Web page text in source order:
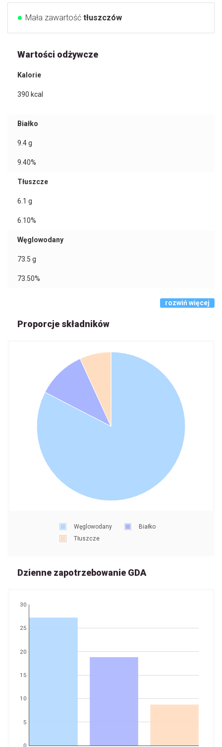
Mała zawartość tłuszczów
Wartości odżywcze
Kalorie
390 kcal
Białko
9.4g
9.40%
Tłuszcze
6.1 g
6.10%
Węglowodany
73.5 g
73.50%
rozwiń więcej
Proporcje składników
Węglowodany
Białko
Tłuszcze
Dzienne zapotrzebowanie GDA
5
10
15
20
25
30